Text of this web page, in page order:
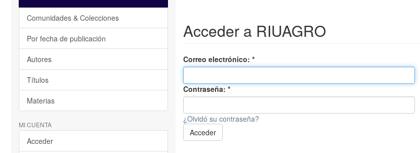
Acceder a RIUAGRO
Correo electrónico:
Contraseña:
¿Olvidó su contraseña?
Acceder
Comunidades & Colecciones
Por fecha de publicación
Autores
Títulos
Materias
MI CUENTA
Acceder